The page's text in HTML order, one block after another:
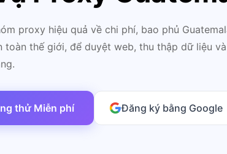
proxy hiệu quả về chi phí, bao phủ
toàn thế giới, để duyệt web, thu thập dữ liệu
thử Miễn phí Đăng ký bằng Google